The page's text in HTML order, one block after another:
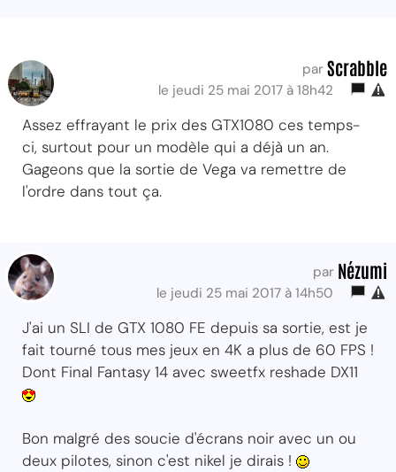
par Scrabble
le jeudi 25 mai 2017 à 18h42
Assez effrayant le prix des GTX1080 ces temps-
ci, surtout pour un modèle qui a déjà un an.
Gageons que la sortie de Vega va remettre de
l'ordre dans tout ça.
par Nézumi
le jeudi 25 mai 2017 à 14h50
J'ai un SLI de GTX 1080 FE depuis sa sortie, est je
fait tourné tous mes jeux en 4K a plus de 60 FPS !
Dont Final Fantasy 14 avec sweetfx reshade DX11
Bon malgré des soucie d'écrans noir avec un ou
deux pilotes, sinon c'est nikel je dirais !